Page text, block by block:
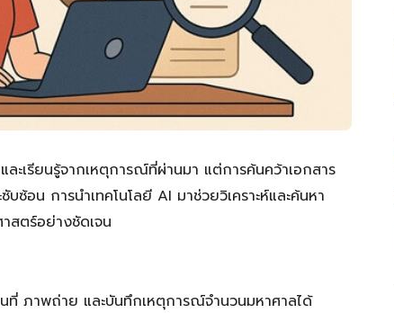
ละเรียนรู้จากเหตุการณ์ที่ผ่านมา แต่การค้นคว้าเอกสาร
บซ้อน การนำเทคโนโลยี AI มาช่วยวิเคราะห์และค้นหา
สตร์อย่างชัดเจน
นที่ ภาพถ่าย และบันทึกเหตุการณ์จำนวนมหาศาลได้